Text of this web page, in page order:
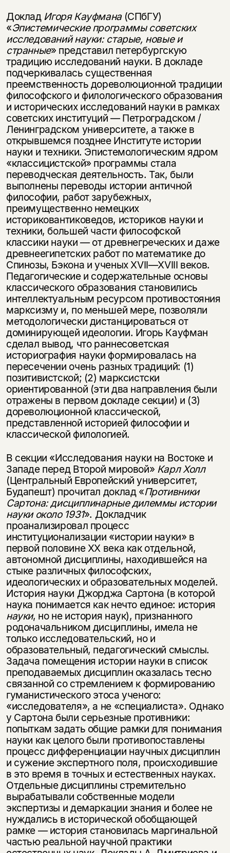
Доклад Игоря Кауфмана(СПбГУ)
«Эпистемические программы советских
исследований науки: старые, новые и
странные» представил петербургскую
традицию исследований науки. В докладе
подчеркивалась существенная
преемственность дореволюционной традиции
философского и филологического образования
и исторических исследований науки в рамках
советских институций — Петроградском /
Ленинградском университете, а также в
открывшемся позднее Институте истории
науки и техники. Эпистемологическим ядром
«классицистской» программы стала
переводческая деятельность. Так, были
выполнены переводы истории античной
философии, работ зарубежных,
преимущественно немецких
историковантиковедов, историков науки и
техники, большей части философской
классики науки — от древнегреческих и даже
древнеегипетских работ по математике до
Спинозы, Бэкона и ученых XVII—XVIII веков.
Педагогические и содержательные основы
классического образования становились
интеллектуальным ресурсом противостояния
марксизму и, по меньшей мере, позволяли
методологически дистанцироваться от
доминирующей идеологии. Игорь Кауфман
сделал вывод, что раннесоветская
историография науки формировалась на
пересечении очень разных традиций: (1)
позитивистской; (2) марксистски
ориентированной (эти два направления были
отражены в первом докладе секции) и (3)
дореволюционной классической,
представленной историей философии и
классической филологией.
В секции «Исследования науки на Востоке и
Западе перед Второй мировой» Карл Холл
(Центральный Европейский университет,
Будапешт) прочитал доклад «Противники
Сартона: дисциплинарные дилеммы истории
науки около 1931». Докладчик
проанализировал процесс
институционализации «истории науки» в
первой половине XX века как отдельной,
автономной дисциплины, находившейся на
стыке различных философских,
идеологических и образовательных моделей.
История науки Джорджа Сартона (в которой
наука понимается как нечто единое: история
науки, но не история наук), признанного
родоначальником дисциплины, имела не
только исследовательский, но и
образовательный, педагогический смыслы.
Задача помещения истории науки в список
преподаваемых дисциплин оказалась тесно
связанной со стремлением к формированию
гуманистического этоса ученого:
«исследователя», а не «специалиста». Однако
у Сартона были серьезные противники:
попыткам задать общие рамки для понимания
науки как целого были противопоставлены
процесс дифференциации научных дисциплин
и сужение экспертного поля, происходившие
в это время в точных и естественных науках.
Отдельные дисциплины стремительно
вырабатывали собственные модели
экспертизы и демаркации знания и более не
нуждались в исторической обобщающей
рамке — история становилась маргинальной
частью реальной научной практики
Подписка на рассылку
Раз в неделю мы отправляем рассылку
о книгах и событиях «НЛО».
За подписку дарим промокод на
скидку 15%
Я соглашаюсь сПолитикой конфиденциальности
подписаться
Этой книги временно
нет в продаже.
Вы можете подписаться на
уведомления, и при поступлении книги
на склад получить письмо на указанный
электронный адрес.
Я соглашаюсь сПолитикой конфиденциальности
подписаться
Эта книга
не предназначена для
несовершеннолетних
Скажите, пожалуйста,
вам уже исполнилось 18 лет?
да
нет, вернуться назад